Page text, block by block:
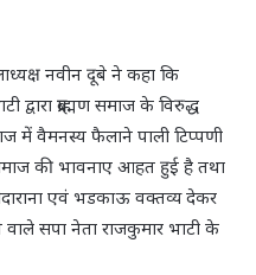
नवीन दूबे ने कहा कि
द्वारा ब्राह्मण समाज के विरुद्ध
में वैमनस्य फैलाने पाली टिप्पणी
की भावनाए आहत हुई है तथा
एवं भडकाऊ वक्तव्य देकर
वाले सपा नेता राजकुमार भाटी के